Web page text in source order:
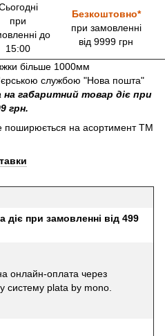
при
до
15:00
Безкоштовно*
при замовленні
від 9999 грн
більше 1000мм
службою "Нова пошта"
габаритний товар діє при
грн.
поширюється на асортимент ТМ
діє при замовленні від 499
онлайн-оплата через
систему plata by mono.